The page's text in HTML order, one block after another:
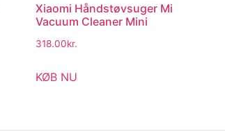
Xiaomi Håndstøvsuger Mi
Vacuum Cleaner Mini
318.00kr.
KØB NU